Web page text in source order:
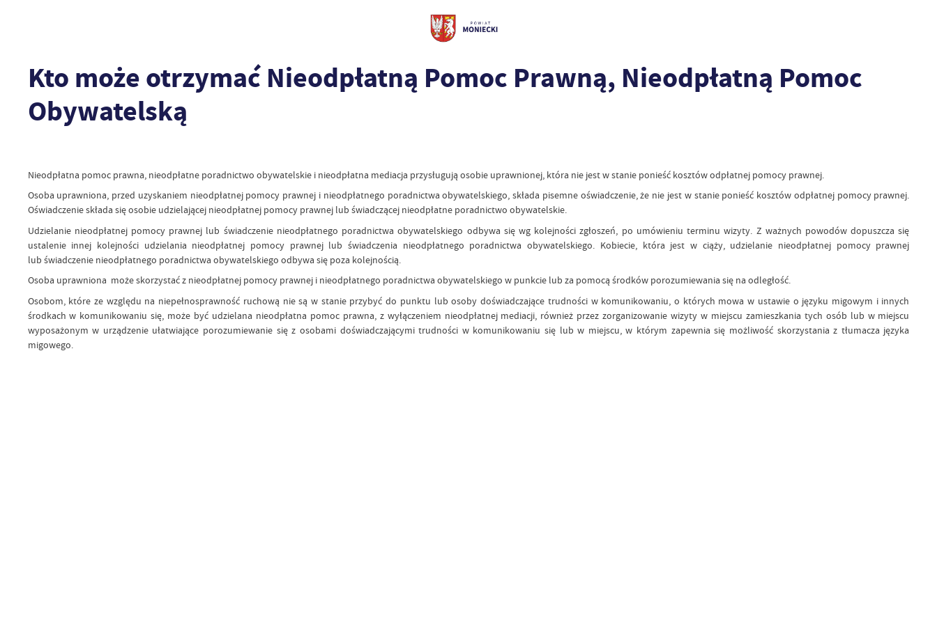
Kto może otrzymać Nieodpłatną Pomoc Prawną, Nieodpłatną Pomoc
Obywatelską
Nieodpłatna pomoc prawna, nieodpłatne poradnictwo obywatelskie i nieodpłatna mediacja przysługują osobie uprawnionej, która nie jest w stanie ponieść kosztów odpłatnej pomocy prawnej.
Osoba uprawniona, przed uzyskaniem nieodpłatnej pomocy prawnej i nieodpłatnego poradnictwa obywatelskiego, składa pisemne oświadczenie, że nie jest w stanie ponieść kosztów odpłatnej pomocy prawnej.
Oświadczenie składa się osobie udzielającej nieodpłatnej pomocy prawnej lub świadczącej nieodpłatne poradnictwo obywatelskie.
Udzielanie nieodpłatnej pomocy prawnej lub świadczenie nieodpłatnego poradnictwa obywatelskiego odbywa się wg kolejności zgłoszeń, po umówieniu terminu wizyty. Z ważnych powodów dopuszcza się
ustalenie innej kolejności udzielania nieodpłatnej pomocy prawnej lub świadczenia nieodpłatnego poradnictwa obywatelskiego. Kobiecie, która jest w ciąży, udzielanie nieodpłatnej pomocy prawnej
lub świadczenie nieodpłatnego poradnictwa obywatelskiego odbywa się poza kolejnością.
Osoba uprawniona może skorzystać z nieodpłatnej pomocy prawnej i nieodpłatnego poradnictwa obywatelskiego w punkcie lub za pomocą środków porozumiewania się na odległość.
Osobom, które ze względu na niepełnosprawność ruchową nie są w stanie przybyć do punktu lub osoby doświadczające trudności w komunikowaniu, o których mowa w ustawie o języku migowym i innych
środkach w komunikowaniu się, może być udzielana nieodpłatna pomoc prawna, z wyłączeniem nieodpłatnej mediacji, również przez zorganizowanie wizyty w miejscu zamieszkania tych osób lub w miejscu
wyposażonym w urządzenie ułatwiające porozumiewanie się z osobami doświadczającymi trudności w komunikowaniu się lub w miejscu, w którym zapewnia się możliwość skorzystania z tłumacza języka
migowego.